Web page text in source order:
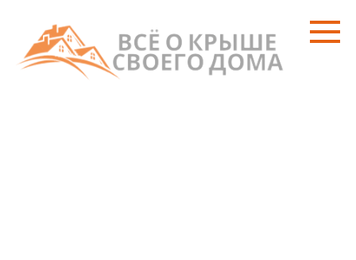
контенту